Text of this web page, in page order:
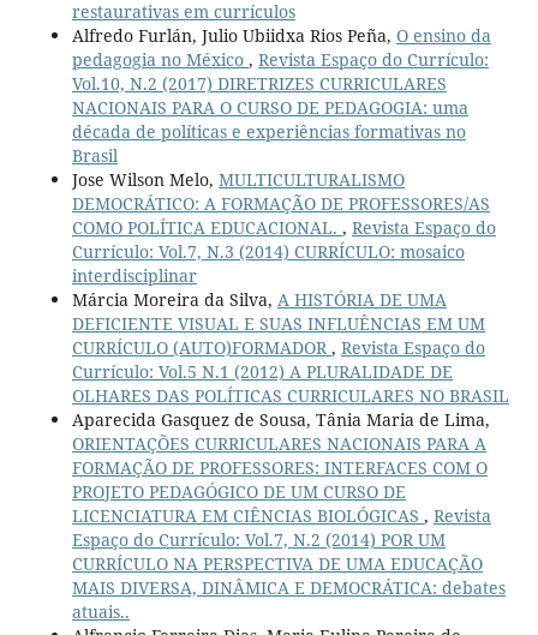
restaurativas em currículos
Alfredo Furlán, Julio Ubiidxa Rios Peña, O ensino da
pedagogia no México , Revista Espaço do Currículo:
Vol.10, N.2 (2017) DIRETRIZES CURRICULARES
NACIONAIS PARA O CURSO DE PEDAGOGIA: uma
década de políticas e experiências formativas no
Brasil
Jose Wilson Melo, MULTICULTURALISMO
DEMOCRÁTICO: A FORMAÇÃO DE PROFESSORES/AS
COMO POLÍTICA EDUCACIONAL. , Revista Espaço do
Currículo: Vol.7, N.3 (2014) CURRÍCULO: mosaico
interdisciplinar
Márcia Moreira da Silva, A HISTÓRIA DE UMA
DEFICIENTE VISUAL E SUAS INFLUÊNCIAS EM UM
CURRÍCULO (AUTO)FORMADOR, Revista Espaço do
Currículo: Vol.5 N.1 (2012) A PLURALIDADE DE
OLHARES DAS POLÍTICAS CURRICULARES NO BRASIL
Aparecida Gasquez de Sousa, Tânia Maria de Lima,
ORIENTAÇÕES CURRICULARES NACIONAIS PARA A
FORMAÇÃO DE PROFESSORES: INTERFACES COM O
PROJETO PEDAGÓGICO DE UM CURSO DE
LICENCIATURA EM CIÊNCIAS BIOLÓGICAS , Revista
Espaço do Currículo: Vol.7, N.2 (2014) POR UM
CURRÍCULO NA PERSPECTIVA DE UMA EDUCAÇÃO
MAIS DIVERSA, DINÂMICA E DEMOCRÁTICA: debates
atuais..